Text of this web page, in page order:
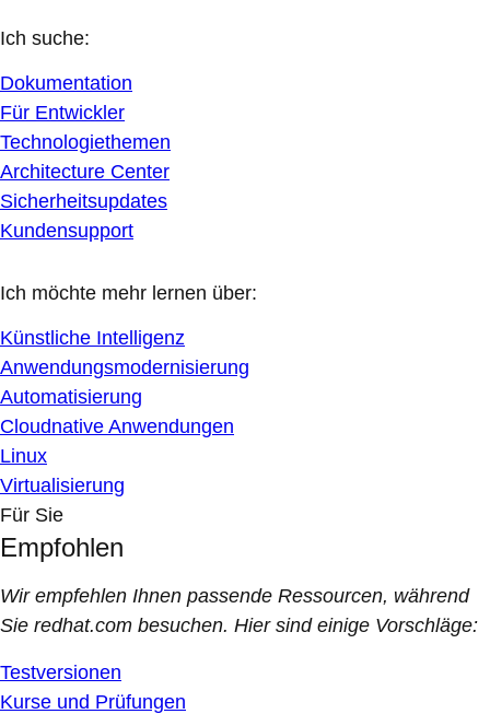
Ich suche:
Dokumentation
Für Entwickler
Technologiethemen
Architecture Center
Sicherheitsupdates
Kundensupport
Ich möchte mehr lernen über:
Künstliche Intelligenz
Anwendungsmodernisierung
Automatisierung
Cloudnative Anwendungen
Linux
Virtualisierung
Für Sie
Empfohlen
Wir empfehlen Ihnen passende Ressourcen, während
Sie redhat.com besuchen. Hier sind einige Vorschläge:
Testversionen
Kurse und Prüfungen